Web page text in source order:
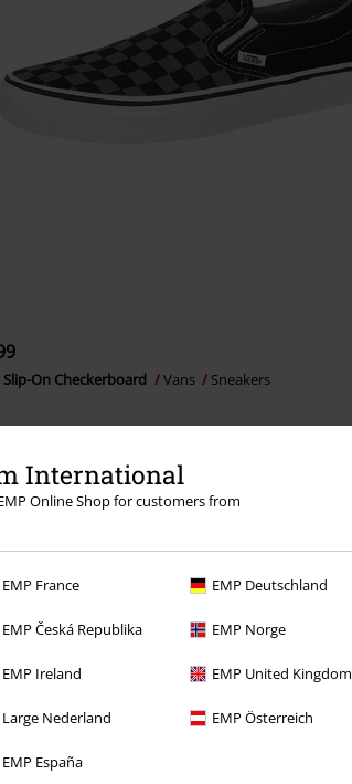
International
Online Shop for customers from
EMP France EMP Deutschland
EMP Česká Republika EMP Norge
EMP Ireland EMP United Kingdom
Large Nederland EMP Österreich
EMP España
Slip-On Checkerboard Vans Sneakers